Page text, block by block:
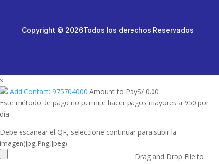
Copyright © 2026Todos los derechos Reservados
×
Add Contact: 975704000 Amount to PayS/ 0.00
Este método de pago no permite hacer pagos mayores a 950 por
día
Debe escanear el QR, seleccione continuar para subir la
imagen(Jpg,Png,Jpeg)
Drag and Drop File to